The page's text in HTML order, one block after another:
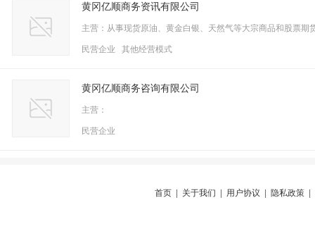
黄冈亿顺商务资讯有限公司
主营：从事现货原油、黄金白银、天然气等大宗商品和股票期
民营企业 其他经营模式
黄冈亿顺商务咨询有限公司
主营：
民营企业
首页 关于我们 用户协议 隐私政策